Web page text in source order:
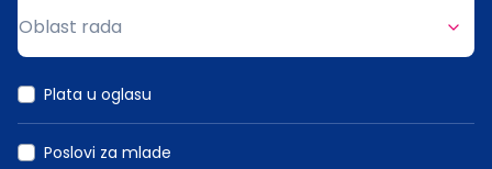
Oblast rada
Plata u oglasu
Poslovi za mlade